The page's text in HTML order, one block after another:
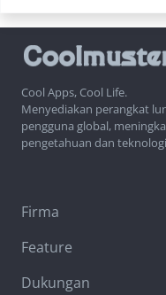
Cool Apps, Cool Life.
Menyediakan perangkat
pengguna global,
pengetahuan dan
Firma
Feature
Dukungan